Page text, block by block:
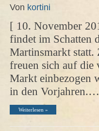
Von kortini
[ 10. November
findet im Schatten
Martinsmarkt statt.
freuen sich auf die
Markt einbezogen
in den Vorjahren.…
Weiterlesen »